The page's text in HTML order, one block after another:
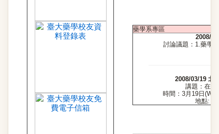
藥學系專區
2008/2/
討論議題：1.藥學
2008/03/19 北
講題：在北
時間：3月19日
地點: